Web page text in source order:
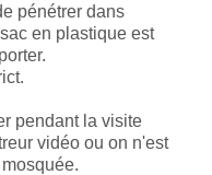
pénétrer dans
en plastique est
pendant la visite
vidéo ou on n'est